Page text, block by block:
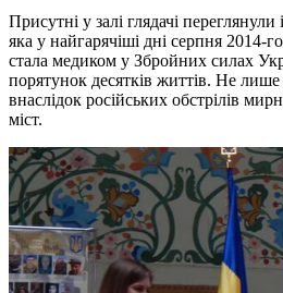
Присутні у залі глядачі
яка у найгарячіші дні серпня 2014-
стала медиком у Збройних силах
порятунок десятків життів. Не лише
внаслідок російських обстрілів
міст.